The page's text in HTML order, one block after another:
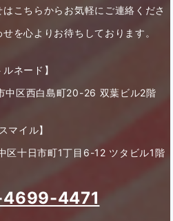
こちらからお気軽にご連絡くださ
を心よりお待ちしております。
ルネード】
区西白島町20-26 双葉ビル2階
スマイル】
十日市町1丁目6-12 ツタビル1階
4471